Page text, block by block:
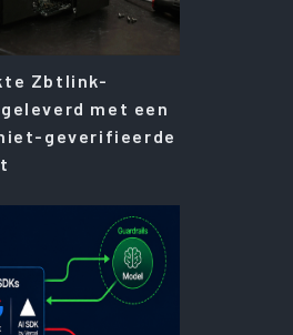
Zbtlink-
met een
geverifieerde